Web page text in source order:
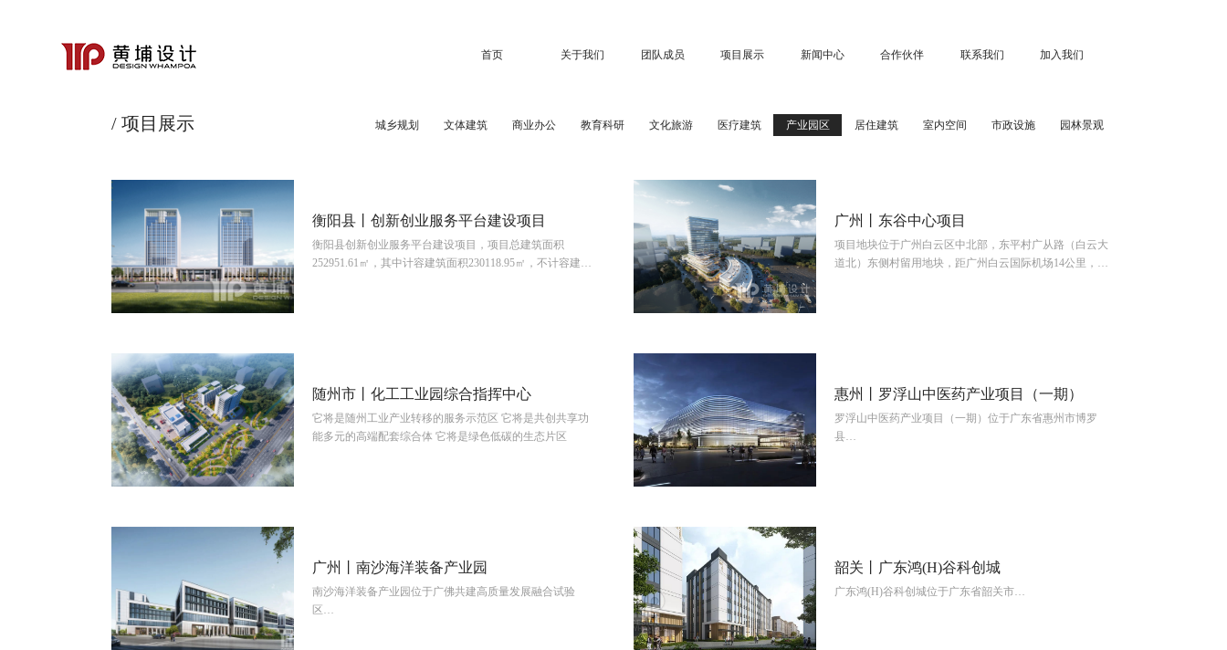
首页 关于我们 团队成员 项目展示 新闻中心 合作伙伴 联系我们 加入我们
/ 项目展示 城乡规划 文体建筑 商业办公 教育科研 文化旅游 医疗建筑 产业园区 居住建筑 室内空间 市政设施 园林景观
View More
衡阳县丨创新创业服务平台建设项目
衡阳县创新创业服务平台建设项目，项目总建筑面积
252951.61㎡，其中计容建筑面积230118.95㎡，不计容建筑
View More
广州丨东谷中心项目
项目地块位于广州白云区中北部，东平村广从路（白云大
道北）东侧村留用地块，距广州白云国际机场14公里，距
View More
随州市丨化工工业园综合指挥中心
它将是随州工业产业转移的服务示范区 它将是共创共享功
能多元的高端配套综合体 它将是绿色低碳的生态片区
View More
惠州丨罗浮山中医药产业项目（一期）
罗浮山中医药产业项目（一期）位于广东省惠州市博罗
县…
View More
广州丨南沙海洋装备产业园
南沙海洋装备产业园位于广佛共建高质量发展融合试验
区…
View More
韶关丨广东鸿(H)谷科创城
广东鸿(H)谷科创城位于广东省韶关市…